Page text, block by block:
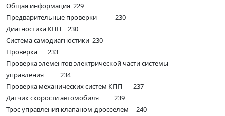
Общая информация 229
Предварительные проверки 230
Диагностика КПП 230
Система самодиагностики 230
Проверка 233
Проверка элементов электрической части системы
управления 234
Проверка механических систем КПП 237
Датчик скорости автомобиля 239
Трос управления клапаном-дросселем 240